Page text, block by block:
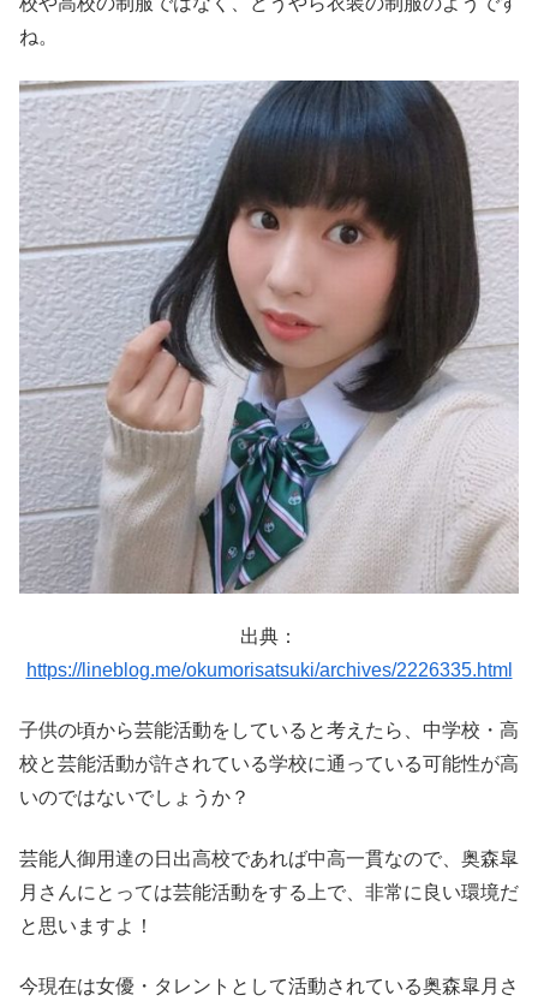
ね。
出典：
https://lineblog.me/okumorisatsuki/archives/2226335.html
子供の頃から芸能活動をしていると考えたら、中学校・高
校と芸能活動が許されている学校に通っている可能性が高
いのではないでしょうか？
芸能人御用達の日出高校であれば中高一貫なので、奥森皐
月さんにとっては芸能活動をする上で、非常に良い環境だ
と思いますよ！
今現在は女優・タレントとして活動されている奥森皐月さ